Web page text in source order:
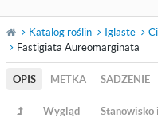
Katalog roślin Iglaste
Fastigiata Aureomarginata
OPIS METKA SADZENIE
Wygląd Stanowisko